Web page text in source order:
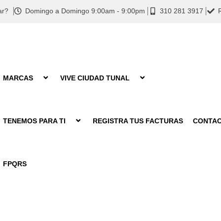
Domingo a Domingo 9:00am - 9:00pm 310 281 3917
MARCAS VIVE CIUDAD TUNAL
TENEMOS PARA TI REGISTRA TUS FACTURAS
FPQRS